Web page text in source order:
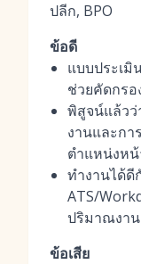
ปลีก, BPO
ข้อดี
แบบประเมิ
ช่วยคัดกรอ
พิสูจน์แล้วว่
งานและกา
ตำแหน่งห
ทำงานได้ดี
ATS/
ปริมาณงา
ข้อเสีย